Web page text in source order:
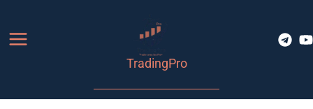
contenu
TradingPro